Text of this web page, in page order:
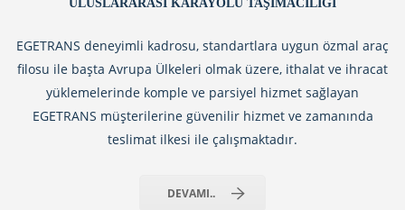
ULUSLARARASI KARAYOLU TAŞIMACILIĞI
EGETRANS deneyimli kadrosu, standartlara uygun özmal araç
filosu ile başta Avrupa Ülkeleri olmak üzere, ithalat ve ihracat
yüklemelerinde komple ve parsiyel hizmet sağlayan
EGETRANS müşterilerine güvenilir hizmet ve zamanında
teslimat ilkesi ile çalışmaktadır.
DEVAMI..